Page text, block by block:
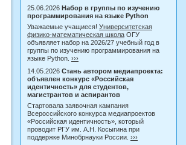
25.06.2026 Набор в группы по изучению
программирования на языке Python
Уважаемые учащиеся! Университетская
физико-математическая школа ОГУ
объявляет набор на 2026/27 учебный год в
группы по изучению программирования на
языке Python. ›››
14.05.2026 Стань автором медиапроекта:
объявлен конкурс «Российская
идентичность» для студентов,
магистрантов и аспирантов
Стартовала заявочная кампания
Всероссийского конкурса медиапроектов
«Российская идентичность», который
проводит РГУ им. А.Н. Косыгина при
поддержке Минобрнауки России. ›››